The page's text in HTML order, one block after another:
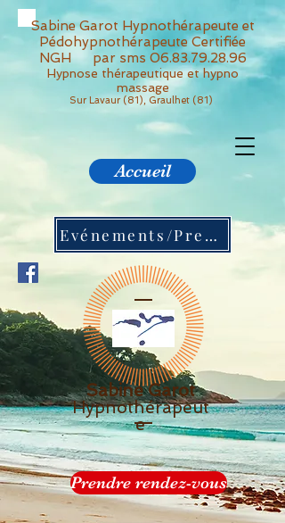
Sabine Garot Hypnothérapeute et
Pédohypnothérapeute Certifiée
NGH par sms 06.83.79.28.96
Hypnose thérapeutique et hypno
massage
Sur Lavaur (81), Graulhet (81)
Accueil
Evénements/Presses
Sabine Garot
Hypnothérapeut
e
Prendre rendez-vous